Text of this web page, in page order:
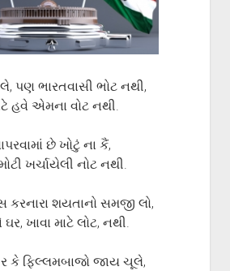
ગીત, પ્રાર્થના અને ભજન
અન્ય રચનાઓ
open
menu
સાહિત્ય-જગત
આપના પ્રતિભાવો
સર્જકોને સલામ
આપની રચનાઓ
પણ ભારતવાસી ભોટ નથી,
હવે એમના વોટ નથી.
છે ખોટું ના કૈં,
ખર્ચાયેલી નોટ નથી.
શયતાનો સમજી લો,
ખાવા માટે લોટ, નથી.
કે ફિલ્લમબાજો જાય ચૂલે,